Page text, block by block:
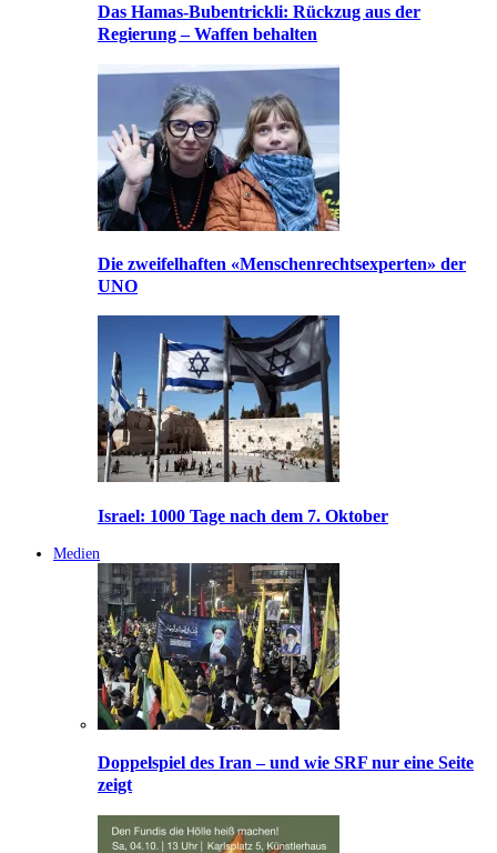
Das Hamas-Bubentrickli: Rückzug aus der
Regierung – Waffen behalten
Die zweifelhaften «Menschenrechtsexperten» der
UNO
Israel: 1000 Tage nach dem 7. Oktober
Medien
Doppelspiel des Iran – und wie SRF nur eine Seite
zeigt